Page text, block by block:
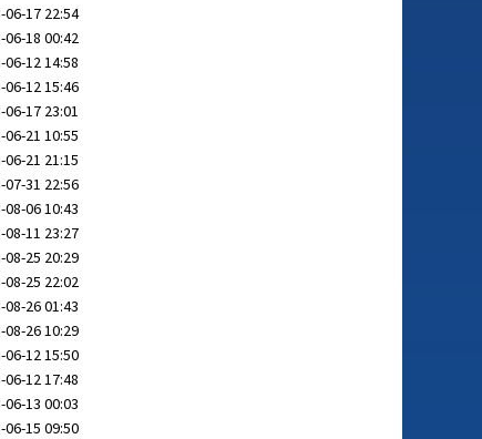
06-17 22:54
06-18 00:42
06-12 14:58
06-12 15:46
06-17 23:01
06-21 10:55
06-21 21:15
07-31 22:56
08-06 10:43
08-11 23:27
08-25 20:29
08-25 22:02
08-26 01:43
08-26 10:29
06-12 15:50
06-12 17:48
06-13 00:03
06-15 09:50